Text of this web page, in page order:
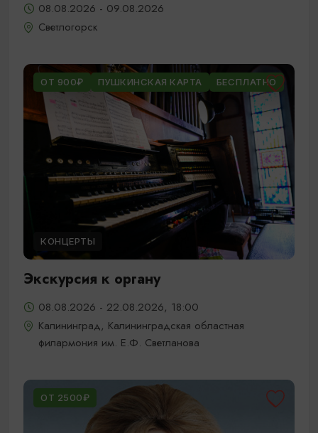
08.08.2026 - 09.08.2026
Светлогорск
ОТ 900₽ ПУШКИНСКАЯ КАРТА БЕСПЛАТНО
КОНЦЕРТЫ
Экскурсия к органу
08.08.2026 - 22.08.2026, 18:00
Калининград, Калининградская областная
филармония им. Е.Ф. Светланова
ОТ 2500₽